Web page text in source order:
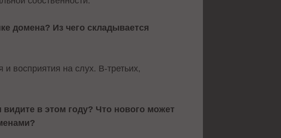
домена? Из чего складывается
восприятия на слух. В-третьих,
в этом году? Что нового может